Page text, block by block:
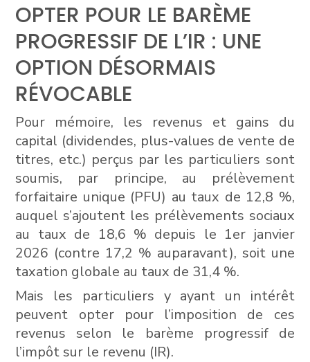
OPTER POUR LE BARÈME
PROGRESSIF DE L’IR : UNE
OPTION DÉSORMAIS
RÉVOCABLE
Pour mémoire, les revenus et gains du
capital (dividendes, plus-values de vente de
titres, etc.) perçus par les particuliers sont
soumis, par principe, au prélèvement
forfaitaire unique (PFU) au taux de 12,8 %,
auquel s’ajoutent les prélèvements sociaux
au taux de 18,6 % depuis le 1er janvier
2026 (contre 17,2 % auparavant), soit une
taxation globale au taux de 31,4 %.
Mais les particuliers y ayant un intérêt
peuvent opter pour l’imposition de ces
revenus selon le barème progressif de
l’impôt sur le revenu (IR).